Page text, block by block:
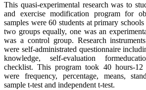
This quasi-experimental research was to
and exercise modification program for
samples were 60 students at primary
two groups equally, one was an
was a control group. Research
were self-administrated questionnaire
knowledge, self-evaluation
checklist. This program took 40 hours-12
were frequency, percentage, means,
sample t-test and independent t-test.